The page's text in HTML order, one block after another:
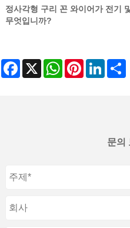
정사각형 구리 꼰 와이어가 전기
무엇입니까?
Facebook
X WhatsAppPinterest
문의